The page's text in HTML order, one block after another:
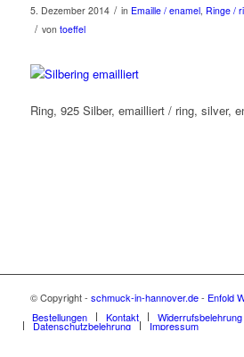
5. Dezember 2014 / in Emaille / enamel, Ringe /
/ von toeffel
Ring, 925 Silber, emailliert / ring, silver,
© Copyright - schmuck-in-hannover.de- Enfold
Bestellungen
Kontakt Widerrufsbelehrung
Datenschutzbelehrung Impressum